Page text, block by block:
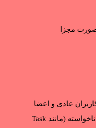
مجزا
عادی و اعضا
امکان مسدودسازی پنجره‌های ناخواسته (مانند Task